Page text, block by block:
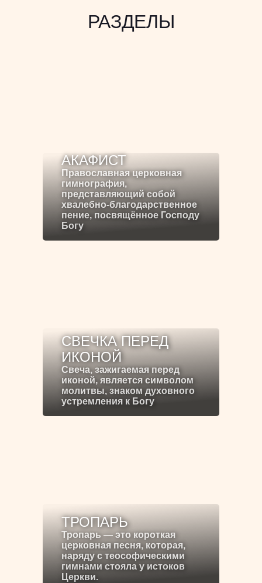
РАЗДЕЛЫ
АКАФИСТ
Православная церковная
гимнография,
представляющий собой
хвалебно-благодарственное
пение, посвящённое Господу
Богу
СВЕЧКА ПЕРЕД
ИКОНОЙ
Свеча, зажигаемая перед
иконой, является символом
молитвы, знаком духовного
устремления к Богу
ТРОПАРЬ
Тропарь — это короткая
церковная песня, которая,
наряду с теософическими
гимнами стояла у истоков
Церкви.